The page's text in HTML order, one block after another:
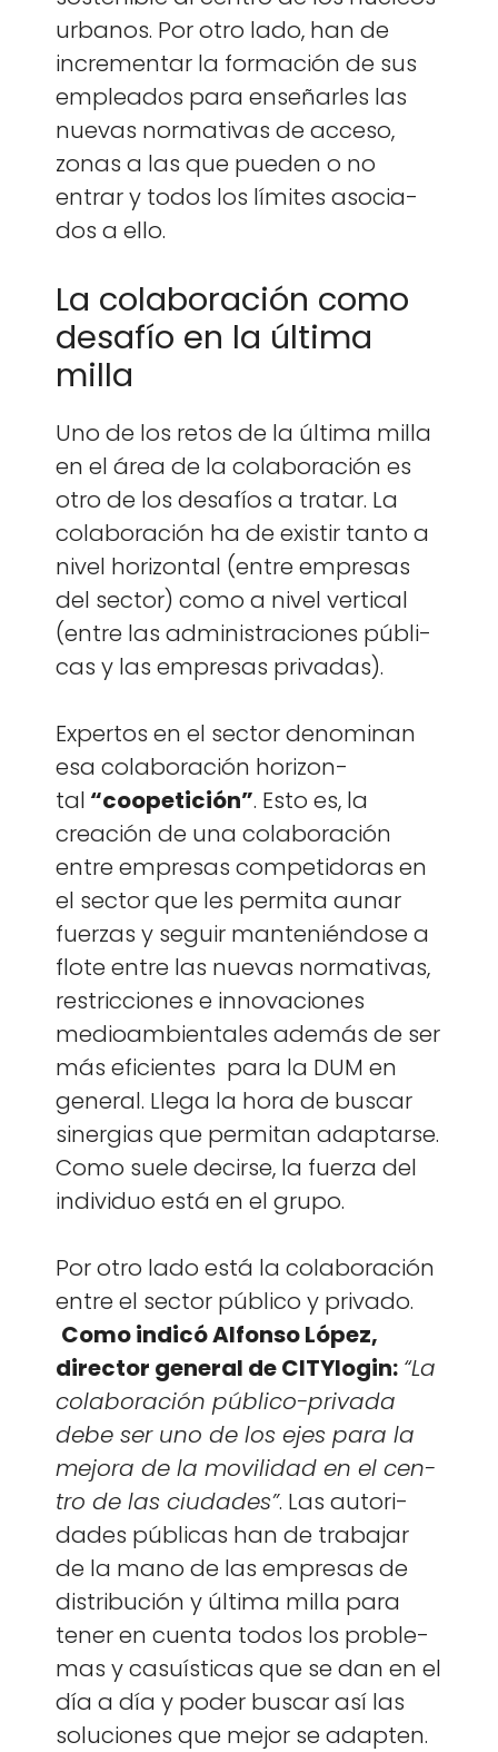
urbanos. Por otro lado, han de
incre­men­tar la for­ma­ción de sus
emplea­d­os para enseñar­les las
nuevas nor­ma­ti­vas de acce­so,
zonas a las que pueden o no
entrar y todos los límites aso­ci­a­
dos a ello.
La colaboración como
desafío en la última
milla
Uno de los retos de la últi­ma mil­la
en el área de la colab­o­ración es
otro de los desafíos a tratar. La
colab­o­ración ha de exi­s­tir tan­to a
niv­el hor­i­zon­tal (entre empre­sas
del sec­tor) como a niv­el ver­ti­cal
(entre las admin­is­tra­ciones públi­
cas y las empre­sas pri­vadas).
Exper­tos en el sec­tor denom­i­nan
esa colab­o­ración hor­i­zon­
tal “coopeti­ción”. Esto es, la
creación de una colab­o­ración
entre empre­sas com­peti­do­ras en
el sec­tor que les per­mi­ta aunar
fuerzas y seguir man­tenién­dose a
flote entre las nuevas nor­ma­ti­vas,
restric­ciones e inno­va­ciones
medioam­bi­en­tales además de ser
más efi­cientes para la DUM en
gen­er­al. Lle­ga la hora de bus­car
sin­er­gias que per­mi­tan adap­tarse.
Como suele decirse, la fuerza del
indi­vid­uo está en el grupo.
Por otro lado está la colab­o­ración
entre el sec­tor públi­co y pri­va­do.
Como indicó Alfon­so López,
direc­tor gen­er­al de CITY­lo­gin: “La
colab­o­ración públi­co-pri­va­da
debe ser uno de los ejes para la
mejo­ra de la movil­i­dad en el cen­
tro de las ciu­dades”. Las autori­
dades públi­cas han de tra­ba­jar
de la mano de las empre­sas de
dis­tribu­ción y últi­ma mil­la para
ten­er en cuen­ta todos los prob­le­
mas y casuís­ti­cas que se dan en el
día a día y poder bus­car así las
solu­ciones que mejor se adapten.